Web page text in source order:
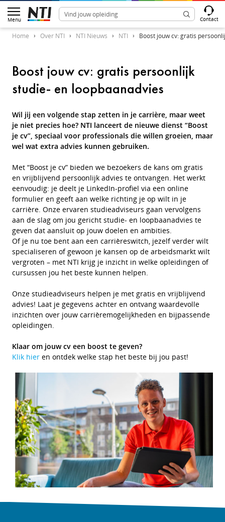
Menu Contact
Home Over NTI NTI Nieuws NTI Boost jouw cv: gratis
Boost jouw cv: gratis persoonlijk
studie- en loopbaanadvies
Wil jij een volgende stap zetten in je carrière, maar weet
je niet precies hoe? NTI lanceert de nieuwe dienst “Boost
je cv”, speciaal voor professionals die willen groeien, maar
wel wat extra advies kunnen gebruiken.
Met “Boost je cv” bieden we bezoekers de kans om gratis
en vrijblijvend persoonlijk advies te ontvangen. Het werkt
eenvoudig: je deelt je LinkedIn-profiel via een online
formulier en geeft aan welke richting je op wilt in je
carrière. Onze ervaren studieadviseurs gaan vervolgens
aan de slag om jou gericht studie- en loopbaanadvies te
geven dat aansluit op jouw doelen en ambities.
Of je nu toe bent aan een carrièreswitch, jezelf verder wilt
specialiseren of gewoon je kansen op de arbeidsmarkt wilt
vergroten – met NTI krijg je inzicht in welke opleidingen of
cursussen jou het beste kunnen helpen.
Onze studieadviseurs helpen je met gratis en vrijblijvend
advies! Laat je gegevens achter en ontvang waardevolle
inzichten over jouw carrièremogelijkheden en bijpassende
opleidingen.
Klaar om jouw cv een boost te geven?
Klik hier en ontdek welke stap het beste bij jou past!